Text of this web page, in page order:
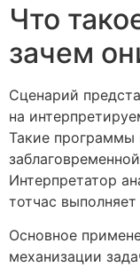
Что
зачем
Сценарий
на
Такие программы
Интерпретатор
тотчас
Основное
механизации